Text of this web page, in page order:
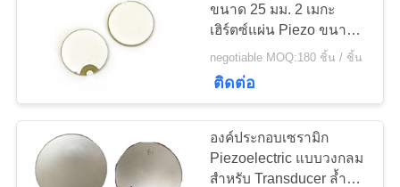
แหวน Piezo
21
ขนาด 25 มม. 2 เมกะ
เฮิร์ตซ์แผ่น Piezo ขนาด
negotiable MOQ:180 ชิ้น / ชิ้น
ติดต่อ
องค์ประกอบเซรามิก
Piezoelectric แบบวงกลม
สำหรับ Transducer ล้ำ